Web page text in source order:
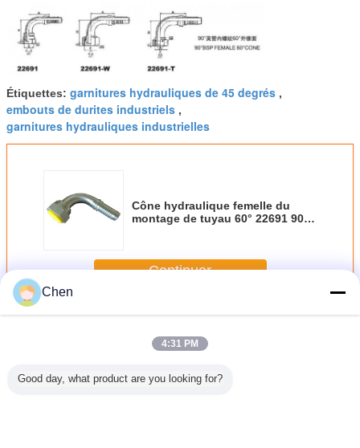
Étiquettes: garnitures hydrauliques de 45 degrés ,
embouts de durites industriels ,
garnitures hydrauliques industrielles
Cône hydraulique femelle du
montage de tuyau 60° 22691 90°
Continuer
PlusEmbouts de durites hydrauliques
Chen
4:31 PM
Good day, what product are you looking for?